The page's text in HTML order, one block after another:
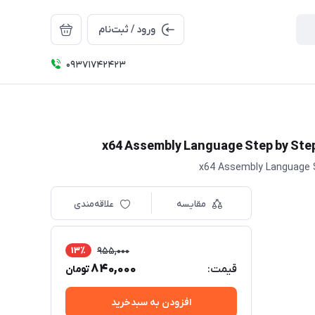
ورود / ثبت‌نام
09371742423
مقایسه علاقه‌مندی
قیمت:
955,000 13٪
840,000تومان
افزودن به سبدخرید